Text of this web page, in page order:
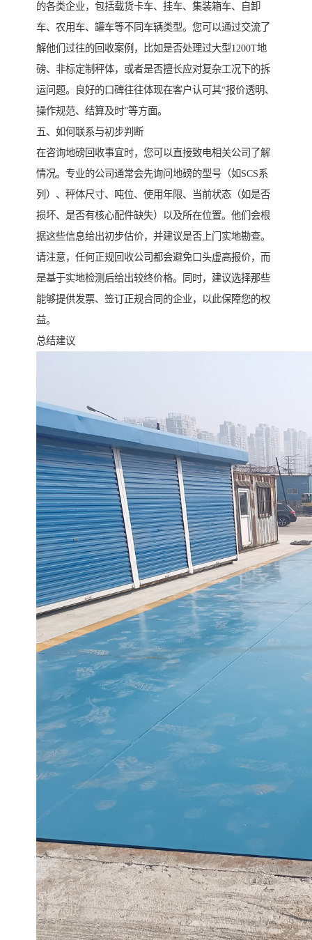
的各类企业，包括载货卡车、挂车、集装箱车、自卸
车、农用车、罐车等不同车辆类型。您可以通过交流了
解他们过往的回收案例，比如是否处理过大型1200T地
磅、非标定制秤体，或者是否擅长应对复杂工况下的拆
运问题。良好的口碑往往体现在客户认可其“报价透明、
操作规范、结算及时”等方面。
五、如何联系与初步判断
在咨询地磅回收事宜时，您可以直接致电相关公司了解
情况。专业的公司通常会先询问地磅的型号（如SCS系
列）、秤体尺寸、吨位、使用年限、当前状态（如是否
损坏、是否有核心配件缺失）以及所在位置。他们会根
据这些信息给出初步估价，并建议是否上门实地勘查。
请注意，任何正规回收公司都会避免口头虚高报价，而
是基于实地检测后给出较终价格。同时，建议选择那些
能够提供发票、签订正规合同的企业，以此保障您的权
益。
总结建议